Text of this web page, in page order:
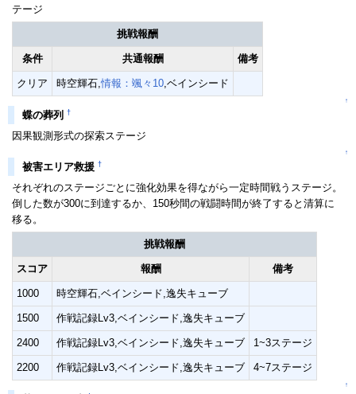
テージ
挑戦報酬
条件 共通報酬 備考
クリア 時空輝石,情報：颯々10 ,ベインシード
↑
蝶の葬列 †
因果観測形式の探索ステージ
↑
被害エリア救援 †
それぞれのステージごとに強化効果を得ながら一定時間戦うステージ。
倒した数が300に到達するか、150秒間の戦闘時間が終了すると清算に
移る。
挑戦報酬
スコア 報酬 備考
1000 時空輝石,ベインシード,逸失キューブ
1500 作戦記録Lv3,ベインシード,逸失キューブ
2400 作戦記録Lv3,ベインシード,逸失キューブ 1~3ステージ
2200 作戦記録Lv3,ベインシード,逸失キューブ 4~7ステージ
↑